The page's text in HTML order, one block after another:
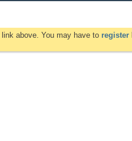
above. You may have to register